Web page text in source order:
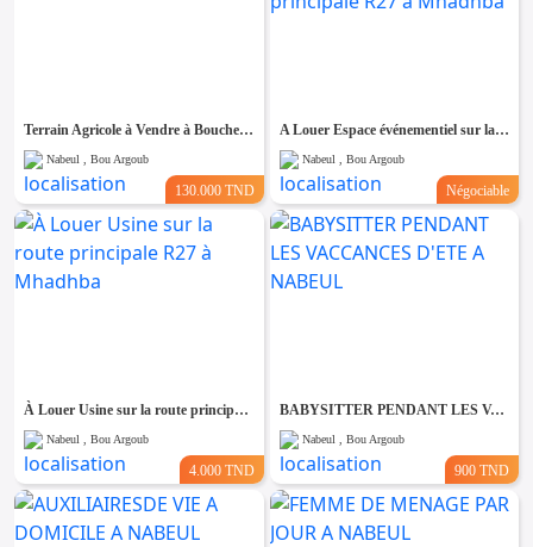
Terrain Agricole à Vendre à Bouchem – Nabeul 🏡🌿
Nabeul , Bou Argoub
130.000 TND
A Louer Espace événementiel sur la route principale R27 à Mhadhba
Nabeul , Bou Argoub
Négociable
À Louer Usine sur la route principale R27 à Mhadhba
Nabeul , Bou Argoub
4.000 TND
BABYSITTER PENDANT LES VACCANCES D'ETE A NABEUL
Nabeul , Bou Argoub
900 TND